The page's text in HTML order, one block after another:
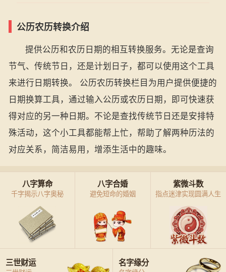
公历农历转换介绍
提供公历和农历日期的相互转换服务。无论是查询
节气、传统节日，还是计划日子，都可以使用这个工具
来进行日期转换。 公历农历转换栏目为用户提供便捷的
日期换算工具，通过输入公历或农历日期，即可快速获
得对应的另一种日期。不论是查找传统节日还是安排特
殊活动，这个小工具都能帮上忙，帮助了解两种历法的
对应关系，简洁易用，增添生活中的趣味。
八字算命
千字揭示八字奥秘
八字合婚
避免短命的婚姻
紫微斗数
指点迷津实现圆满人生
三世财运 名字缘分